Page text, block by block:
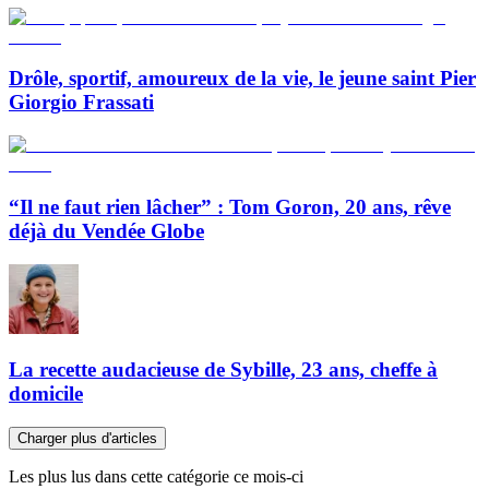
Drôle, sportif, amoureux de la vie, le jeune saint Pier
Giorgio Frassati
“Il ne faut rien lâcher” : Tom Goron, 20 ans, rêve
déjà du Vendée Globe
La recette audacieuse de Sybille, 23 ans, cheffe à
domicile
Charger plus d'articles
Les plus lus dans cette catégorie ce mois-ci